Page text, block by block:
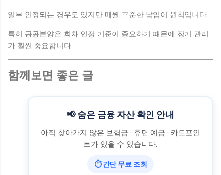
일부 인정되는 경우도 있지만 매월 꾸준한 납입이 원칙입니다.
특히 공공분양은 회차 인정 기준이 중요하기 때문에 장기 관리
가 훨씬 중요합니다.
함께보면 좋은 글
📢 숨은 금융 자산 확인 안내
아직 찾아가지 않은 보험금 · 휴면 예금 · 카드포인
트가 있을 수 있습니다.
⏱ 간단 무료 조회